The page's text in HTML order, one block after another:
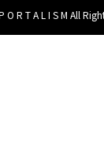
R T A L I S M All